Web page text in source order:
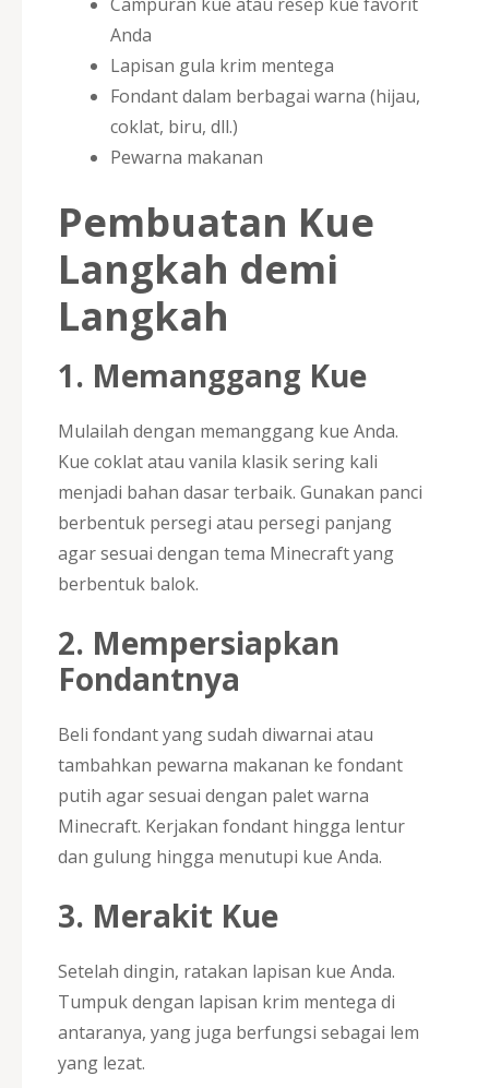
Anda
Lapisan gula krim mentega
Fondant dalam berbagai warna (hijau,
coklat, biru, dll.)
Pewarna makanan
Pembuatan Kue
Langkah demi
Langkah
1. Memanggang Kue
Mulailah dengan memanggang kue Anda.
Kue coklat atau vanila klasik sering kali
menjadi bahan dasar terbaik. Gunakan panci
berbentuk persegi atau persegi panjang
agar sesuai dengan tema Minecraft yang
berbentuk balok.
2. Mempersiapkan
Fondantnya
Beli fondant yang sudah diwarnai atau
tambahkan pewarna makanan ke fondant
putih agar sesuai dengan palet warna
Minecraft. Kerjakan fondant hingga lentur
dan gulung hingga menutupi kue Anda.
3. Merakit Kue
Setelah dingin, ratakan lapisan kue Anda.
Tumpuk dengan lapisan krim mentega di
antaranya, yang juga berfungsi sebagai lem
yang lezat.